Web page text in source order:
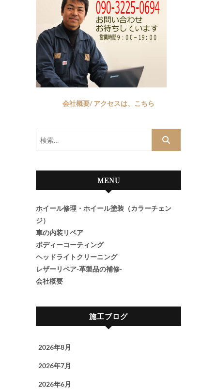
会社概要/ アクセスは、こちら
MENU
ホイール修理・ホイール塗装（カラーチェン
ジ）
車の内装リペア
ボディーコーティング
ヘッドライトクリーニング
レザーリペア-革製品の補修-
会社概要
施工ブログ
2026年8月
2026年7月
2026年6月